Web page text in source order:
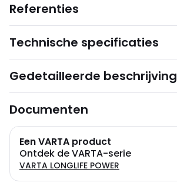
Referenties
Technische specificaties
Gedetailleerde beschrijving
Documenten
Een VARTA product
Ontdek de VARTA-serie
VARTA LONGLIFE POWER